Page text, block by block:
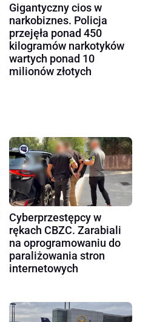
Gigantyczny cios w
narkobiznes. Policja
przejęła ponad 450
kilogramów narkotyków
wartych ponad 10
milionów złotych
Cyberprzestępcy w
rękach CBZC. Zarabiali
na oprogramowaniu do
paraliżowania stron
internetowych